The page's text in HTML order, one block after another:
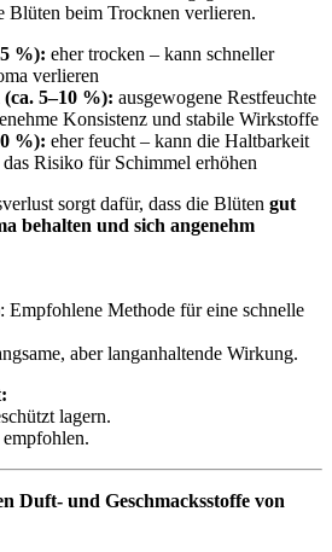
beim Trocknen verlieren.
%): eher trocken – kann schneller
verlieren
5–10 %): ausgewogene Restfeuchte
Konsistenz und stabile Wirkstoffe
%): eher feucht – kann die Haltbarkeit
Risiko für Schimmel erhöhen
sorgt dafür, dass die Blüten gut
behalten und sich angenehm
Empfohlene Methode für eine schnelle
aber langanhaltende Wirkung.
lagern.
Duft- und Geschmacksstoffe von